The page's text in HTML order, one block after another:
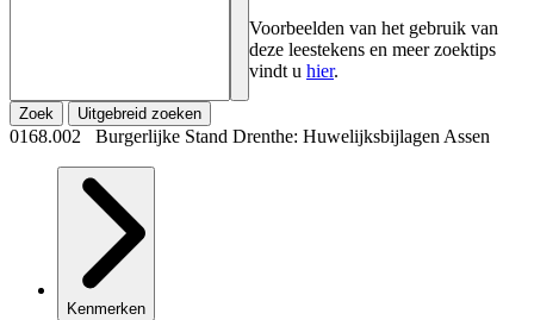
Voorbeelden van het gebruik van
deze leestekens en meer zoektips
vindt u hier.
Zoek Uitgebreid zoeken
0168.002 Burgerlijke Stand Drenthe: Huwelijksbijlagen Assen
Kenmerken